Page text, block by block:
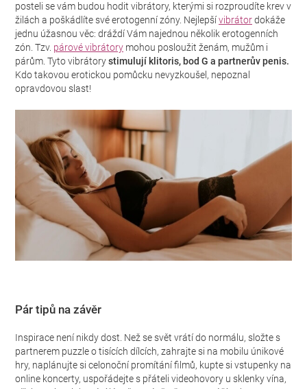
posteli se vám budou hodit vibrátory, kterými si rozproudíte krev v
žilách a poškádlíte své erotogenní zóny. Nejlepšívibrátordokáže
jednu úžasnou věc: dráždí Vám najednou několik erotogenních
zón. Tzv. párové vibrátory mohou posloužit ženám, mužům i
párům. Tyto vibrátorystimulují klitoris, bod G a partnerův penis.
Kdo takovou erotickou pomůcku nevyzkoušel, nepoznal
opravdovou slast!
Pár tipů na závěr
Inspirace není nikdy dost. Než se svět vrátí do normálu, složte s
partnerem puzzle o tisících dílcích, zahrajte si na mobilu únikové
hry, naplánujte si celonoční promítání filmů, kupte si vstupenky na
online koncerty, uspořádejte s přáteli videohovory u sklenky vína,